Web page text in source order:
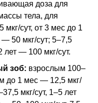
доза для
тела, для
сут, от 3 мес до 1
50 мкг/сут; 5–7,5
лет — 100 мкг/сут.
зоб: взрослым 100–
до 1 мес — 12,5 мкг/
мкг/сут, 1–5 лет